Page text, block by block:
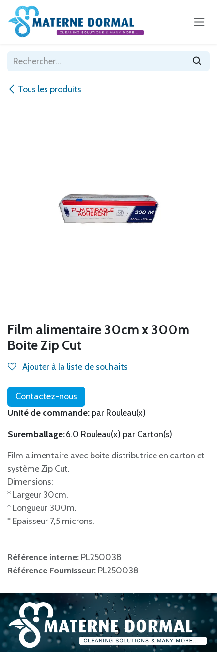
Se rendre au contenu
Tous les produits
Film alimentaire 30cm x 300m
Boite Zip Cut
Ajouter à la liste de souhaits
Contactez-nous
Unité de commande: par Rouleau(x)
Suremballage:6.0 Rouleau(x) par Carton(s)
Film alimentaire avec boite distributrice en carton et
système Zip Cut.
Dimensions:
* Largeur 30cm.
* Longueur 300m.
* Epaisseur 7,5 microns.
Référence interne: PL250038
Référence Fournisseur: PL250038